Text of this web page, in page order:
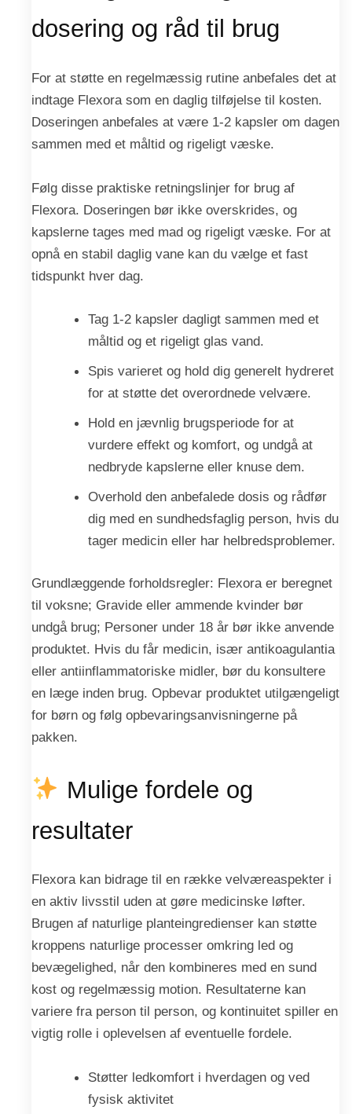
dosering og råd til brug
For at støtte en regelmæssig rutine anbefales det at
indtage Flexora som en daglig tilføjelse til kosten.
Doseringen anbefales at være 1-2 kapsler om dagen
sammen med et måltid og rigeligt væske.
Følg disse praktiske retningslinjer for brug af
Flexora. Doseringen bør ikke overskrides, og
kapslerne tages med mad og rigeligt væske. For at
opnå en stabil daglig vane kan du vælge et fast
tidspunkt hver dag.
Tag 1-2 kapsler dagligt sammen med et
måltid og et rigeligt glas vand.
Spis varieret og hold dig generelt hydreret
for at støtte det overordnede velvære.
Hold en jævnlig brugsperiode for at
vurdere effekt og komfort, og undgå at
nedbryde kapslerne eller knuse dem.
Overhold den anbefalede dosis og rådfør
dig med en sundhedsfaglig person, hvis du
tager medicin eller har helbredsproblemer.
Grundlæggende forholdsregler: Flexora er beregnet
til voksne; Gravide eller ammende kvinder bør
undgå brug; Personer under 18 år bør ikke anvende
produktet. Hvis du får medicin, især antikoagulantia
eller antiinflammatoriske midler, bør du konsultere
en læge inden brug. Opbevar produktet utilgængeligt
for børn og følg opbevaringsanvisningerne på
pakken.
Mulige fordele og
resultater
Flexora kan bidrage til en række velværeaspekter i
en aktiv livsstil uden at gøre medicinske løfter.
Brugen af naturlige planteingredienser kan støtte
kroppens naturlige processer omkring led og
bevægelighed, når den kombineres med en sund
kost og regelmæssig motion. Resultaterne kan
variere fra person til person, og kontinuitet spiller en
vigtig rolle i oplevelsen af eventuelle fordele.
Støtter ledkomfort i hverdagen og ved
fysisk aktivitet